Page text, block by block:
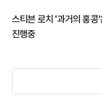
스티븐 로치 '과거의 홍
진행중